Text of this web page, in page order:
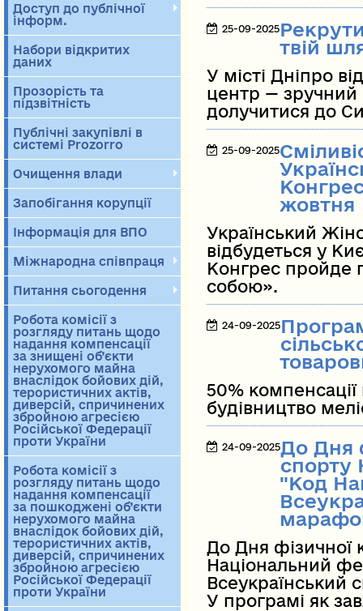
Доступ до публічної
інформ.
Набори відкритих
даних
Прозорість та
підзвітність
Публічні закупівлі в
системі Prozorro
Очищення влади
Запобігання корупції
Інформація для ВПО
Міжнародна співпраця
Питання сьогодення
Робота комісії з
розгляду питань щодо
надання компенсації
за знищені об’єкти
нерухомого майна
внаслідок бойових дій,
терористичних актів,
диверсій, спричинених
збройною агресією
Російської Федерації
проти України
Робота комісії з
розгляду питань щодо
надання компенсації
за пошкоджені об’єкти
нерухомого майна
внаслідок бойових дій,
терористичних актів,
диверсій, спричинених
збройною агресією
Російської Федерації
проти України
25-09-2025
твій
У місті Дніпро
центр — зручний
долучитися до
25-09-2025
жовтня
Український
відбудеться у
Конгрес пройде
собою».
24-09-2025
50% компенсації
будівництво
24-09-2025До Дня
спорту
"Код
До Дня фізичної
Національний
У програмі як